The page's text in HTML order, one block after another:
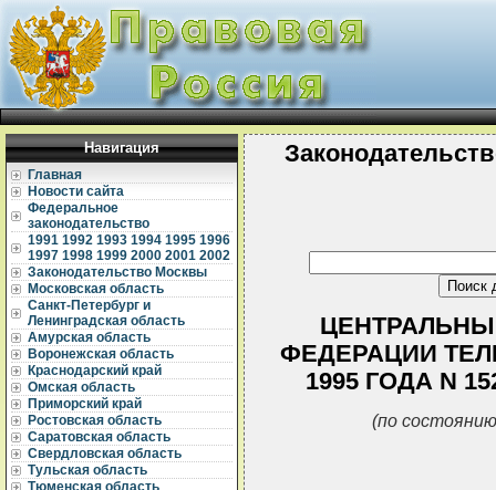
Навигация
Главная
Новости сайта
Федеральное
законодательство
1991 1992 1993 1994 1995 1996
1997 1998 1999 2000 2001 2002
Законодательство Москвы
Московская область
Санкт-Петербург и
Ленинградская область
Амурская область
Воронежская область
Краснодарский край
Омская область
Приморский край
Ростовская область
Саратовская область
Свердловская область
Тульская область
Тюменская область
ФЕДЕРАЦИИ
1995 ГОДА N
(по